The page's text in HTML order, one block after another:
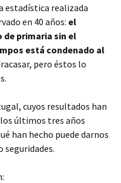
estadística realizada
en 40 años: el
primaria sin el
está condenado al
pero éstos lo
cuyos resultados han
últimos tres años
han hecho puede darnos
seguridades.